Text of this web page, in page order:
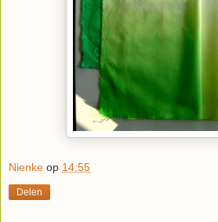
Nienke op 14:55
Delen